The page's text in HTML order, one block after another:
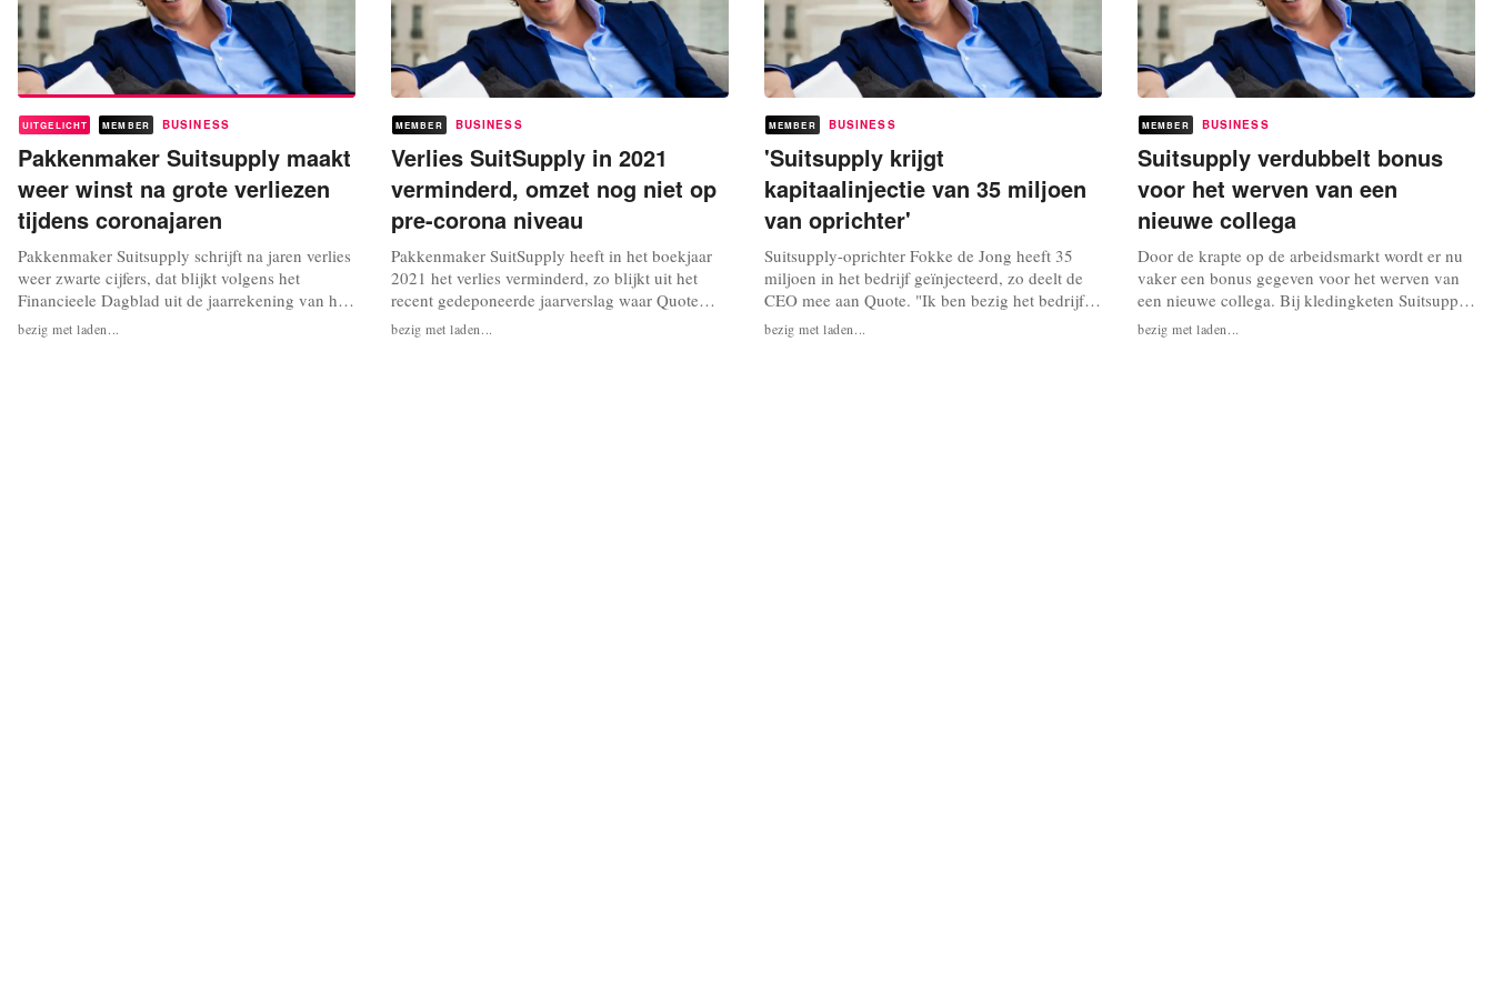
UITGELICHT MEMBER BUSINESS
Pakkenmaker Suitsupply maakt
weer winst na grote verliezen
tijdens coronajaren
Pakkenmaker Suitsupply schrijft na jaren verlies
weer zwarte cijfers, dat blijkt volgens het
Financieele Dagblad uit de jaarrekening van het
bedrijf. Suitsupply noteert een nettowinst van
8,1 miljoen euro in boekjaar 2022. De omzet
bezig met laden...
MEMBER BUSINESS
Verlies SuitSupply in 2021
verminderd, omzet nog niet op
pre-corona niveau
Pakkenmaker SuitSupply heeft in het boekjaar
2021 het verlies verminderd, zo blijkt uit het
recent gedeponeerde jaarverslag waar Quote
over schrijft. Het verlies is flink verminderd ten
opzichte van coronajaar 2020 en ondanks een
bezig met laden...
MEMBER BUSINESS
'Suitsupply krijgt
kapitaalinjectie van 35 miljoen
van oprichter'
Suitsupply-oprichter Fokke de Jong heeft 35
miljoen in het bedrijf geïnjecteerd, zo deelt de
CEO mee aan Quote. "Ik ben bezig het bedrijf
weer op te bouwen, daarvoor moet je dus
investeren," aldus de topman. Daarnaast is
bezig met laden...
MEMBER BUSINESS
Suitsupply verdubbelt bonus
voor het werven van een
nieuwe collega
Door de krapte op de arbeidsmarkt wordt er nu
vaker een bonus gegeven voor het werven van
een nieuwe collega. Bij kledingketen Suitsupply
is de zogeheten ‘aandraagbonus’ onlangs
verdubbeld naar 4000 euro, zo meldt algemeen
bezig met laden...